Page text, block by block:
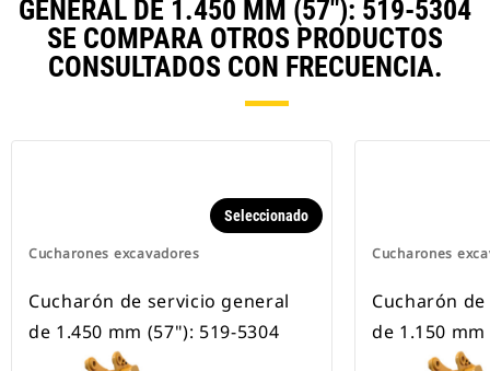
GENERAL DE 1.450 MM (57"): 519-5304
SE COMPARA OTROS PRODUCTOS
CONSULTADOS CON FRECUENCIA.
Cucharones excavadores
Seleccionado
Cucharón de servicio general
de 1.450 mm (57"): 519-5304
Cucharones
Cucharón
de 1.150